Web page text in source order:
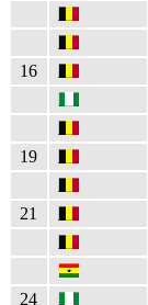
16
19
21
24